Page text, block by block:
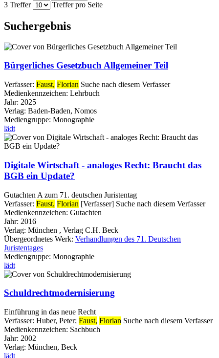
3 Treffer
Treffer pro Seite
Suchergebnis
Bürgerliches Gesetzbuch Allgemeiner Teil
Verfasser: Faust, Florian Suche nach diesem Verfasser
Medienkennzeichen: Lehrbuch
Jahr: 2025
Verlag: Baden-Baden, Nomos
Mediengruppe: Monographie
lädt
Digitale Wirtschaft - analoges Recht: Braucht das
BGB ein Update?
Gutachten A zum 71. deutschen Juristentag
Verfasser: Faust, Florian [Verfasser] Suche nach diesem Verfasser
Medienkennzeichen: Gutachten
Jahr: 2016
Verlag: München , Verlag C.H. Beck
Übergeordnetes Werk: Verhandlungen des 71. Deutschen
Juristentages
Mediengruppe: Monographie
lädt
Schuldrechtmodernisierung
Einführung in das neue Recht
Verfasser: Huber, Peter; Faust, Florian Suche nach diesem Verfasser
Medienkennzeichen: Sachbuch
Jahr: 2002
Verlag: München, Beck
lädt